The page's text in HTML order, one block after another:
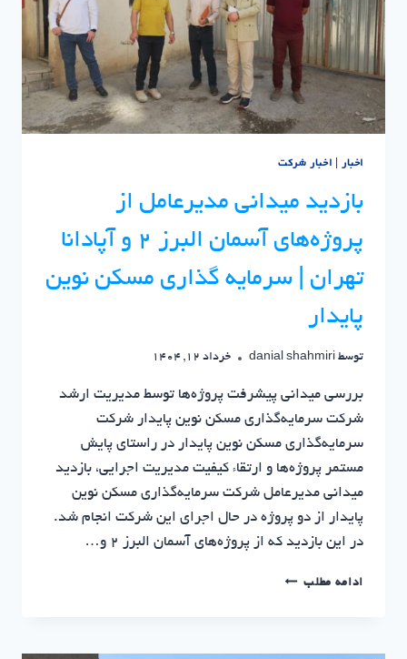
پایدار
اخبار اخبار شرکت
بازدید میدانی مدیرعامل از
پروژه‌های آسمان البرز ۲ و آپادانا
تهران | سرمایه گذاری مسکن نوین
پایدار
توسط danial shahmiri خرداد 12, 1404
بررسی میدانی پیشرفت پروژه‌ها توسط مدیریت ارشد
شرکت سرمایه‌گذاری مسکن نوین پایدار شرکت
سرمایه‌گذاری مسکن نوین پایدار در راستای پایش
مستمر پروژه‌ها و ارتقاء کیفیت مدیریت اجرایی، بازدید
میدانی مدیرعامل شرکت سرمایه‌گذاری مسکن نوین
پایدار از دو پروژه در حال اجرای این شرکت انجام شد.
در این بازدید که از پروژه‌های آسمان البرز ۲ و…
ادامه مطلببازدید
پروژه‌های